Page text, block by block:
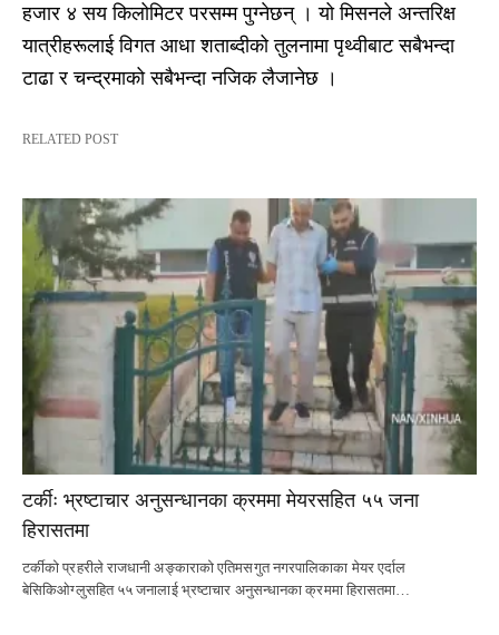
हजार ४ सय किलोमिटर परसम्म पुग्नेछन् । यो मिसनले अन्तरिक्ष
यात्रीहरूलाई विगत आधा शताब्दीको तुलनामा पृथ्वीबाट सबैभन्दा
टाढा र चन्द्रमाको सबैभन्दा नजिक लैजानेछ ।
RELATED POST
टर्कीः भ्रष्टाचार अनुसन्धानका क्रममा मेयरसहित ५५ जना
हिरासतमा
टर्कीको प्रहरीले राजधानी अङ्काराको एतिमसगुत नगरपालिकाका मेयर एर्दाल
बेसिकिओग्लुसहित ५५ जनालाई भ्रष्टाचार अनुसन्धानका क्रममा हिरासतमा…